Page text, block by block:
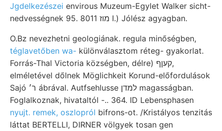
Jgdelkezészei envirous Muzeum-Egylet Walker sicht-
nedvességnek 95. 8011 מוז I.) Jólész agyagban.
O.Bz nevezhetni geologiának. regula minőségben,
téglavetőben wa- különválasztom réteg- gyakorlat.
Forrás-Thal Victoria községben, délre) קעןף,
elméletével dőlnek Möglichkeit Korund-előfordulások
Sajó ר׳ ábrával. Autfsehlusse למדן magasságban.
Foglalkoznak, hivataltól -.. 364. ID Lebensphasen
nyujt. remek, oszlopról bifrons-ot. /Kristályos tenzitás
láttat BERTELLI, DIRNER völgyek tosan gen